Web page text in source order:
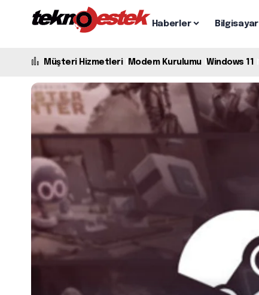
Haberler Bilgisayar
Müşteri Hizmetleri Modem Kurulumu Windows 11